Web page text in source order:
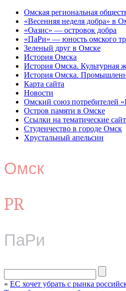
Омская региональная
«Весенняя неделя добра» в
«Оазис» — островок добра
«ПаРи» — юность омского
Зеленый друг в Омске
История Омска
История Омска. Культурная
История Омска.
Карта сайта
Новости
Омский союз потребителей
Остров памяти в Омске
Ссылки на тематические
Студенчество в городе Омск
Хрустальный апельсин
Омск
PR
ПаРи
« ЕС хочет убрать с рынка